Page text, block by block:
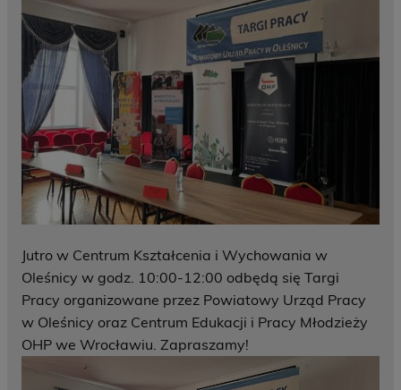
Jutro w Centrum Kształcenia i Wychowania w
Oleśnicy w godz. 10:00-12:00 odbędą się Targi
Pracy organizowane przez Powiatowy Urząd Pracy
w Oleśnicy oraz Centrum Edukacji i Pracy Młodzieży
OHP we Wrocławiu. Zapraszamy!